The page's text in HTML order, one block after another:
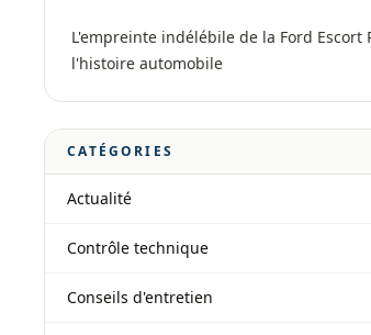
L'empreinte indélébile de la Ford Escort
l'histoire automobile
CATÉGORIES
Actualité
Contrôle technique
Conseils d'entretien